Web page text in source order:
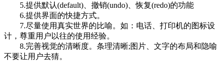
5.提供默认(default)、撤销(undo)、恢复(redo)的功能
6.提供界面的快捷方式。
7.尽量使用真实世界的比喻。如：电话、打印机的图标设
计，尊重用户以往的使用经验。
8.完善视觉的清晰度。条理清晰;图片、文字的布局和隐喻
不要让用户去猜。